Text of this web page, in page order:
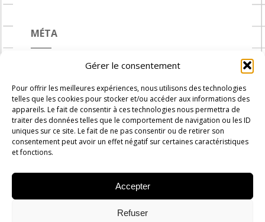
Gérer le consentement
Pour offrir les meilleures expériences, nous utilisons des technologies
telles que les cookies pour stocker et/ou accéder aux informations des
appareils. Le fait de consentir à ces technologies nous permettra de
traiter des données telles que le comportement de navigation ou les ID
uniques sur ce site. Le fait de ne pas consentir ou de retirer son
consentement peut avoir un effet négatif sur certaines caractéristiques
et fonctions.
Accepter
Refuser
MÉTA
Connexion
Flux des publications
Flux des commentaires
Site de WordPress-FR
Carnets de Cuisine © 2019 -2026-AdministrationRue du
progrès n°7, 1300 Wavre